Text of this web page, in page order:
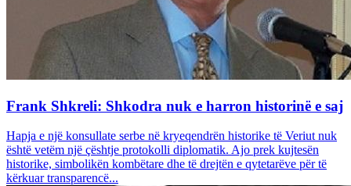
Frank Shkreli: Shkodra nuk e harron historinë e saj
Hapja e një konsullate serbe në kryeqendrën historike të Veriut nuk
është vetëm një çështje protokolli diplomatik. Ajo prek kujtesën
historike, simbolikën kombëtare dhe të drejtën e qytetarëve për të
kërkuar transparencë...